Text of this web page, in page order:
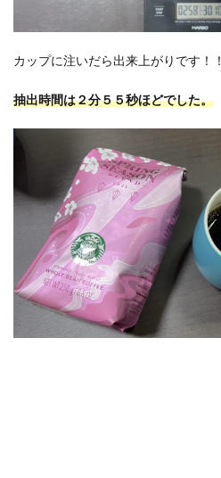
カップに注いだら出来上がりです！！
抽出時間は２分５５秒ほどでした。